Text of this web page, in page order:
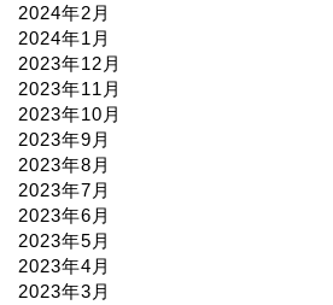
2024年2月
2024年1月
2023年12月
2023年11月
2023年10月
2023年9月
2023年8月
2023年7月
2023年6月
2023年5月
2023年4月
2023年3月